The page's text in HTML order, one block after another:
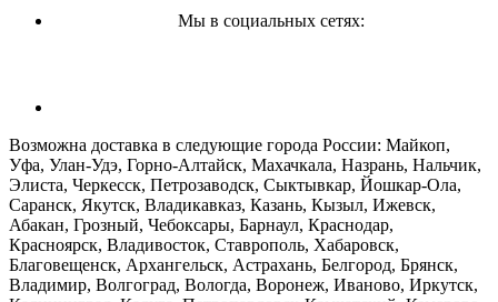
Мы в социальных сетях:
Возможна доставка в следующие города России: Майкоп,
Уфа, Улан-Удэ, Горно-Алтайск, Махачкала, Назрань, Нальчик,
Элиста, Черкесск, Петрозаводск, Сыктывкар, Йошкар-Ола,
Саранск, Якутск, Владикавказ, Казань, Кызыл, Ижевск,
Абакан, Грозный, Чебоксары, Барнаул, Краснодар,
Красноярск, Владивосток, Ставрополь, Хабаровск,
Благовещенск, Архангельск, Астрахань, Белгород, Брянск,
Владимир, Волгоград, Вологда, Воронеж, Иваново, Иркутск,